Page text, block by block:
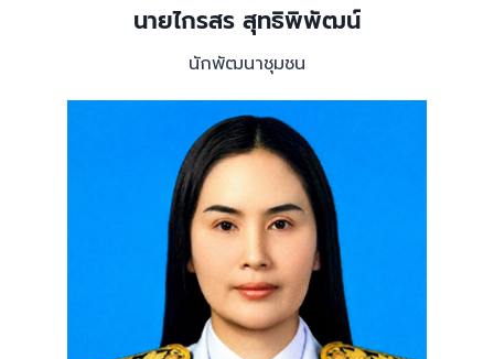
นายไกรสร สุทธิพิพัฒน์
นักพัฒนาชุมชน